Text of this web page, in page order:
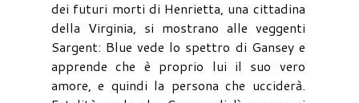
dei futuri morti di Henrietta, una cittadina
della Virginia, si mostrano alle veggenti
Sargent: Blue vede lo spettro di Gansey e
apprende che è proprio lui il suo vero
amore, e quindi la persona che ucciderà.